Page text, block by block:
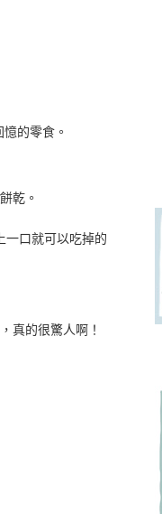
的零食。
乾。
一口就可以吃掉的
真的很驚人啊！